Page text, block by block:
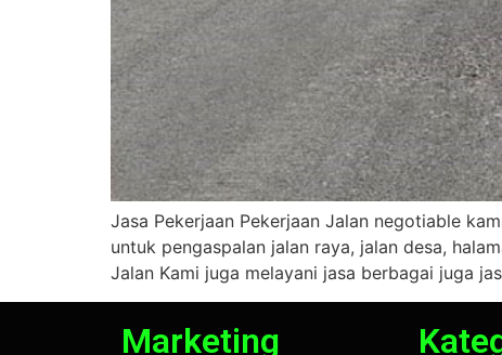
Jasa Pekerjaan Pekerjaan Jalan negotiable
untuk pengaspalan jalan raya, jalan desa,
Jalan Kami juga melayani jasa berbagai juga
Marketing